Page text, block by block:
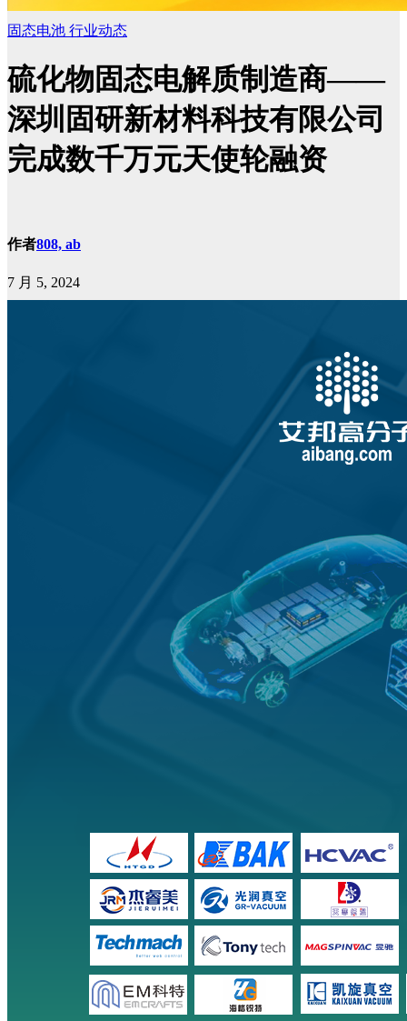
固态电池 行业动态
硫化物固态电解质制造商——
深圳固研新材料科技有限公司
完成数千万元天使轮融资
作者808, ab
7 月 5, 2024